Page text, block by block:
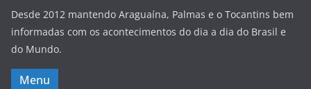
Desde 2012 mantendo Araguaína, Palmas e o Tocantins bem
informadas com os acontecimentos do dia a dia do Brasil e
do Mundo.
Menu